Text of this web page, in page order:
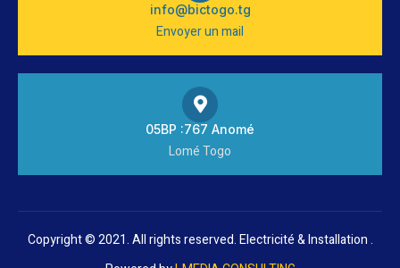
info@bictogo.tg
Envoyer un mail
05BP :767 Anomé
Lomé Togo
Copyright © 2021. All rights reserved. Electricité & Installation .